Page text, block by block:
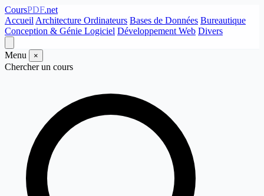
CoursPDF.net
Accueil Architecture Ordinateurs Bases de Données Bureautique
Conception & Génie Logiciel Développement Web Divers
Menu ×
Chercher un cours